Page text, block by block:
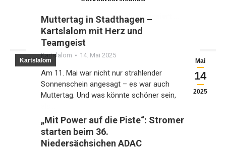
Was zwischendurch noch so passiert ...
Mai
14
2025
Kartslalom
Muttertag in Stadthagen –
Kartslalom mit Herz und
Teamgeist
Kartslalom 14. Mai 2025
Am 11. Mai war nicht nur strahlender
Sonnenschein angesagt – es war auch
Muttertag. Und was könnte schöner sein,
„Mit Power auf die Piste“: Stromer
starten beim 36.
Niedersächsichen ADAC